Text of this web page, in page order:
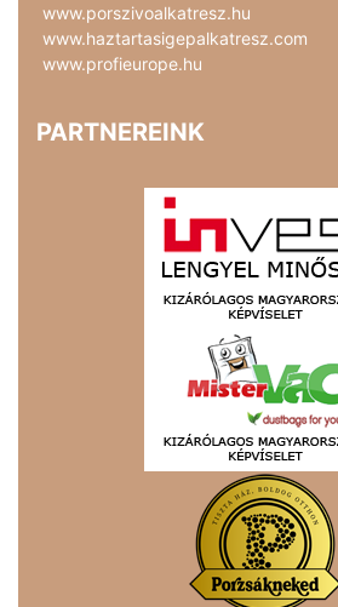
www.porszivoalkatresz.hu
www.haztartasigepalkatresz.com
www.profieurope.hu
PARTNEREINK